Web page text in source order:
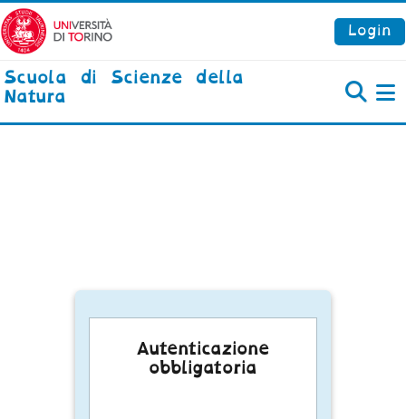
Vai al contenuto principale
Login
Scuola di Scienze della
Natura
Autenticazione
obbligatoria